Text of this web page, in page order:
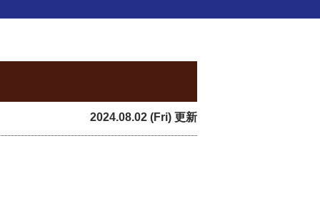
2024.08.02 (Fri) 更新